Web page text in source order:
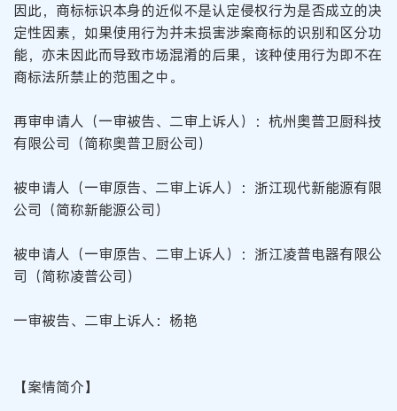
因此，商标标识本身的近似不是认定侵权行为是否成立的决
定性因素，如果使用行为并未损害涉案商标的识别和区分功
能，亦未因此而导致市场混淆的后果，该种使用行为即不在
商标法所禁止的范围之中。
再审申请人（一审被告、二审上诉人）：杭州奥普卫厨科技
有限公司（简称奥普卫厨公司）
被申请人（一审原告、二审上诉人）：浙江现代新能源有限
公司（简称新能源公司）
被申请人（一审原告、二审上诉人）：浙江凌普电器有限公
司（简称凌普公司）
一审被告、二审上诉人：杨艳
【案情简介】